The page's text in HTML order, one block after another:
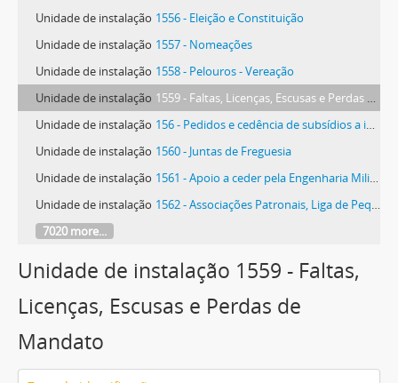
Unidade de instalação 1556 - Eleição e Constituição
Unidade de instalação 1557 - Nomeações
Unidade de instalação 1558 - Pelouros - Vereação
Unidade de instalação 1559 - Faltas, Licenças, Escusas e Perdas de Mandato
Unidade de instalação 156 - Pedidos e cedência de subsídios a instituições públicas e privadas
Unidade de instalação 1560 - Juntas de Freguesia
Unidade de instalação 1561 - Apoio a ceder pela Engenharia Militar às Juntas de Freguesia
Unidade de instalação 1562 - Associações Patronais, Liga de Pequenos e Médios Agricultores, Sindicatos e Outros
7020 more...
Unidade de instalação 1559 - Faltas,
Licenças, Escusas e Perdas de
Mandato